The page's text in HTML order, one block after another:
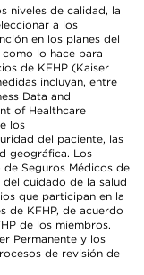
niveles de calidad, la
a los
en los planes del
lo hace para
de KFHP (Kaiser
incluyan, entre
Data and
of Healthcare
los
del paciente, las
geográfica. Los
Seguros Médicos de
cuidado de la salud
que participan en la
de KFHP, de acuerdo
de los miembros.
Permanente y los
de revisión de